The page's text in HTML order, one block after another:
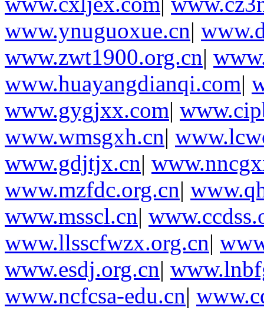
www.ynuguoxue.cn|
www.zwt1900.org.cn|
www.huayangdianqi.com|
www.gygjxx.com|
www.wmsgxh.cn|
www.gdjtjx.cn|
www.mzfdc.org.cn|
www.msscl.cn|
www.llsscfwzx.org.cn|
www.esdj.org.cn|
www.ncfcsa-edu.cn|